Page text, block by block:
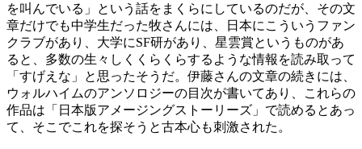
を叫んでいる」という話をまくらにしているのだが、その文
章だけでも中学生だった牧さんには、日本にこういうファン
クラブがあり、大学にSF研があり、星雲賞というものがあ
ると、多数の生々しくくらくらするような情報を読み取って
「すげえな」と思ったそうだ。伊藤さんの文章の続きには、
ウォルハイムのアンソロジーの目次が書いてあり、これらの
作品は「日本版アメージングストーリーズ」で読めるとあっ
て、そこでこれを探そうと古本心も刺激された。